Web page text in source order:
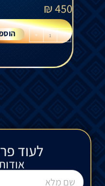
450
₪
-
+
לעוד